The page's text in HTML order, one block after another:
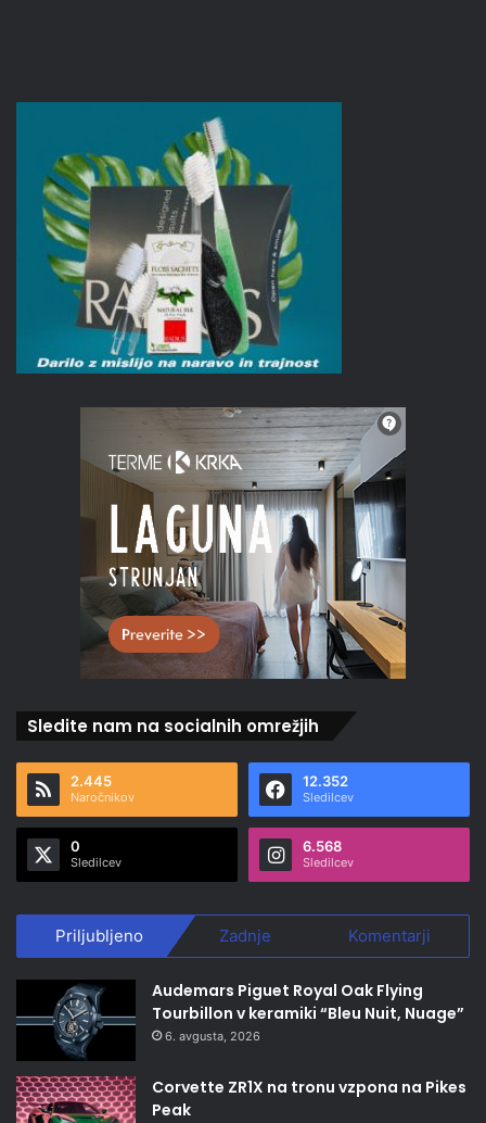
Sledite nam na socialnih omrežjih
2.445
Naročnikov
12.352
Sledilcev
0
Sledilcev
6.568
Sledilcev
Priljubljeno Zadnje Komentarji
Audemars Piguet Royal Oak Flying
Tourbillon v keramiki “Bleu Nuit, Nuage”
6. avgusta, 2026
Corvette ZR1X na tronu vzpona na Pikes
Peak